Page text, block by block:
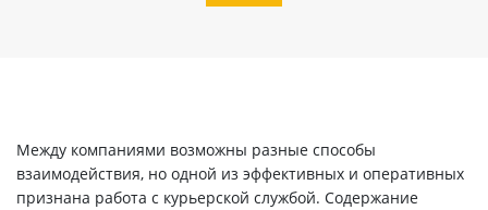
Между компаниями возможны разные способы
взаимодействия, но одной из эффективных и оперативных
признана работа с курьерской службой. Содержание